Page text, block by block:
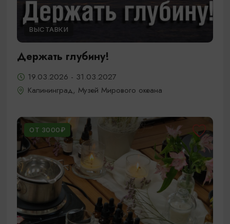
ВЫСТАВКИ
Держать глубину!
19.03.2026 - 31.03.2027
Калининград, Музей Мирового океана
ОТ 3000₽